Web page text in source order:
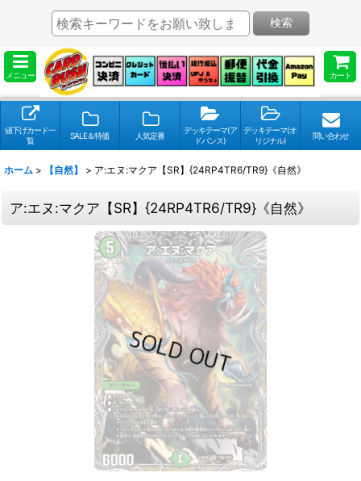
メニュー カート
検索
値下げカード一
覧
SALE＆特価 人気定番
デッキテーマ(ア
ドバンス)
デッキテーマ(オ
リジナル)
問い合わせ
ホーム > 【自然】 > ア:エヌ:マクア【SR】{24RP4TR6/TR9}《自然》
ア:エヌ:マクア【SR】{24RP4TR6/TR9}《自然》